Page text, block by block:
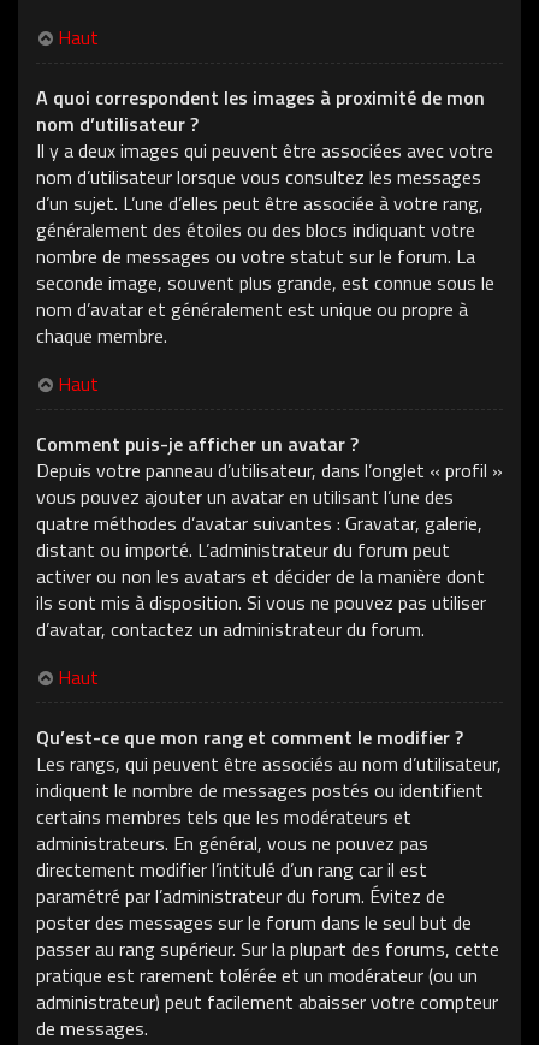
Haut
A quoi correspondent les images à proximité de mon
nom d’utilisateur ?
Il y a deux images qui peuvent être associées avec votre
nom d’utilisateur lorsque vous consultez les messages
d’un sujet. L’une d’elles peut être associée à votre rang,
généralement des étoiles ou des blocs indiquant votre
nombre de messages ou votre statut sur le forum. La
seconde image, souvent plus grande, est connue sous le
nom d’avatar et généralement est unique ou propre à
chaque membre.
Haut
Comment puis-je afficher un avatar ?
Depuis votre panneau d’utilisateur, dans l’onglet « profil »
vous pouvez ajouter un avatar en utilisant l’une des
quatre méthodes d’avatar suivantes : Gravatar, galerie,
distant ou importé. L’administrateur du forum peut
activer ou non les avatars et décider de la manière dont
ils sont mis à disposition. Si vous ne pouvez pas utiliser
d’avatar, contactez un administrateur du forum.
Haut
Qu’est-ce que mon rang et comment le modifier ?
Les rangs, qui peuvent être associés au nom d’utilisateur,
indiquent le nombre de messages postés ou identifient
certains membres tels que les modérateurs et
administrateurs. En général, vous ne pouvez pas
directement modifier l’intitulé d’un rang car il est
paramétré par l’administrateur du forum. Évitez de
poster des messages sur le forum dans le seul but de
passer au rang supérieur. Sur la plupart des forums, cette
pratique est rarement tolérée et un modérateur (ou un
administrateur) peut facilement abaisser votre compteur
de messages.